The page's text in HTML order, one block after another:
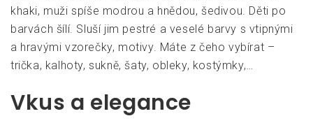
khaki, muži spíše modrou a hnědou, šedivou. Děti po
barvách šílí. Sluší jim pestré a veselé barvy s vtipnými
a hravými vzorečky, motivy. Máte z čeho vybírat –
trička, kalhoty, sukně, šaty, obleky, kostýmky,…
Vkus a elegance